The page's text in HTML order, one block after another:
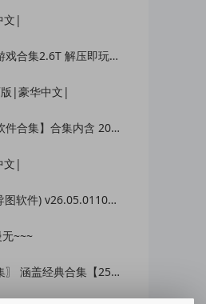
文|
即玩 网盘下载 一键端免安装免配置
|豪华中文|
集内含 2000 +实用工具 【1.5GB】
文|
) v26.05.01105 中文绿色版
~~~
涵盖经典合集【256G】